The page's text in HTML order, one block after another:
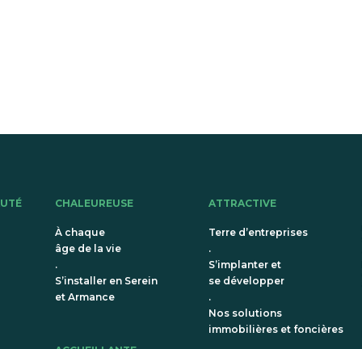
CHALEUREUSE
À chaque
âge de la vie
.
S’installer en Serein
et Armance
ATTRACTIVE
Terre d’entreprises
.
S’implanter et
se développer
.
Nos solutions
immobilières et foncières